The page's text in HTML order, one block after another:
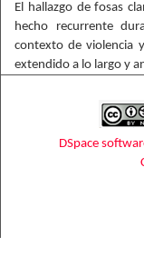
El hallazgo de fosas
hecho recurrente
contexto de violencia
extendido a lo largo y
DSpace